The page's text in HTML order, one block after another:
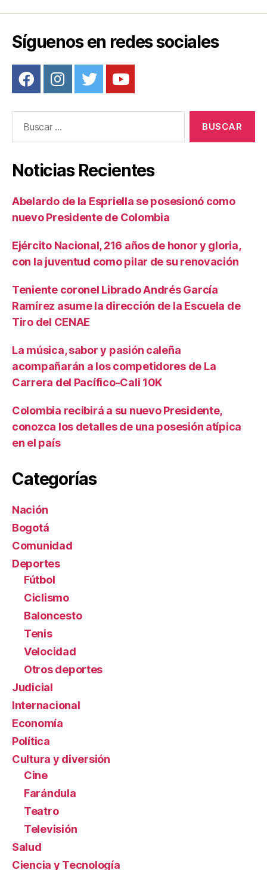
Síguenos en redes sociales
Noticias Recientes
Abelardo de la Espriella se posesionó como
nuevo Presidente de Colombia
Ejército Nacional, 216 años de honor y gloria,
con la juventud como pilar de su renovación
Teniente coronel Librado Andrés García
Ramírez asume la dirección de la Escuela de
Tiro del CENAE
La música, sabor y pasión caleña
acompañarán a los competidores de La
Carrera del Pacífico-Cali 10K
Colombia recibirá a su nuevo Presidente,
conozca los detalles de una posesión atípica
en el país
Categorías
Nación
Bogotá
Comunidad
Deportes
Fútbol
Ciclismo
Baloncesto
Tenis
Velocidad
Otros deportes
Judicial
Internacional
Economía
Política
Cultura y diversión
Cine
Farándula
Teatro
Televisión
Salud
Ciencia y Tecnología